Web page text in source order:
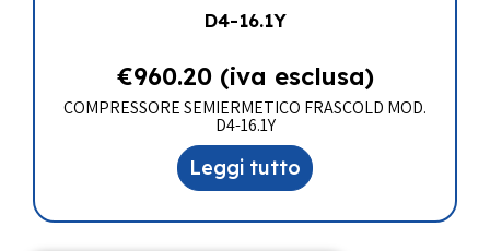
Leggi tutto
D4-16.1Y
€960.20(iva esclusa)
COMPRESSORE SEMIERMETICO FRASCOLD MOD.
D4-16.1Y